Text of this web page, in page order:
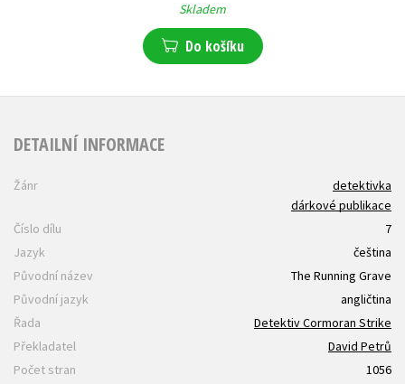
Skladem
Do košíku
DETAILNÍ INFORMACE
Žánr
detektivka
dárkové publikace
Číslo dílu
7
Jazyk
čeština
Původní název
The Running Grave
Původní jazyk
angličtina
Řada
Detektiv Cormoran Strike
Překladatel
David Petrů
Počet stran
1056